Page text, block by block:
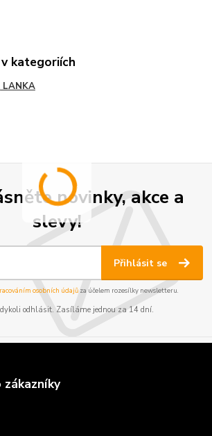
kategoriích
LANKA
novinky, akce a
slevy!
Přihlásit se
osobních údajůza účelem rozesílky newsletteru.
odhlásit. Zasíláme jednou za 14 dní.